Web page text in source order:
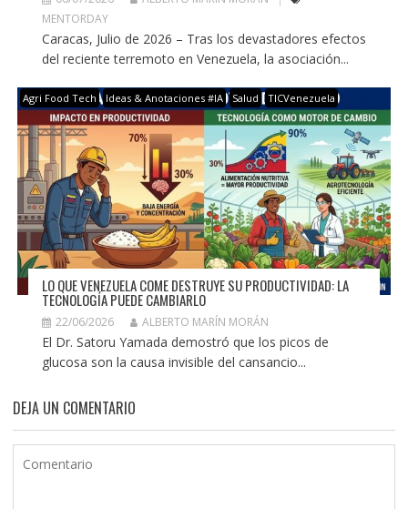
MENTORDAY
Caracas, Julio de 2026 – Tras los devastadores efectos
del reciente terremoto en Venezuela, la asociación...
Agri Food Tech Ideas & Anotaciones #IA Salud TICVenezuela
LO QUE VENEZUELA COME DESTRUYE SU PRODUCTIVIDAD: LA
TECNOLOGÍA PUEDE CAMBIARLO
22/06/2026 ALBERTO MARÍN MORÁN
El Dr. Satoru Yamada demostró que los picos de
glucosa son la causa invisible del cansancio...
DEJA UN COMENTARIO